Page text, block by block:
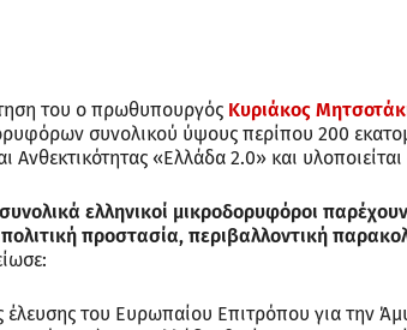
του ο πρωθυπουργός Κυριάκος
συνολικού ύψους περίπου 200
Ανθεκτικότητας «Ελλάδα 2.0» και
ελληνικοί μικροδορυφόροι
προστασία, περιβαλλοντική
έλευσης του Ευρωπαίου Επιτρόπου για την